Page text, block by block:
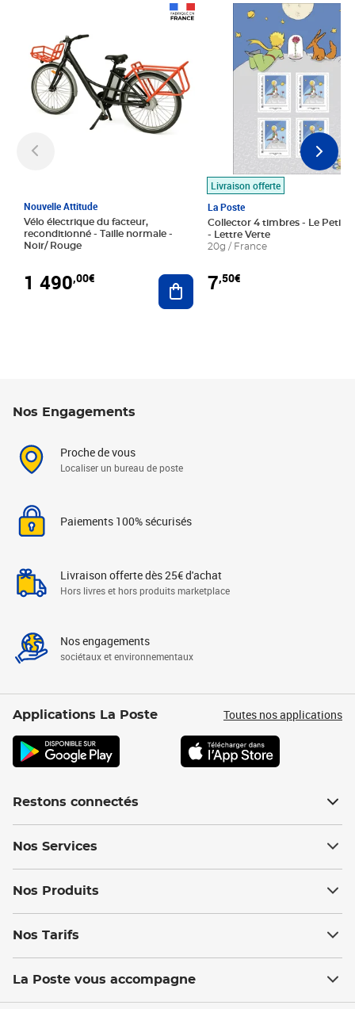
Nouvelle Attitude
Vélo électrique du facteur,
reconditionné - Taille normale -
Noir/ Rouge
1 490,00€ Ajouter au panier
Livraison offerte
La Poste
Collector 4 timbres - Le Petit
- Lettre Verte
20g / France
7,50€
Prix 7,50€
Nos Engagements
Proche de vous
Localiser un bureau de poste
Paiements 100% sécurisés
Livraison offerte dès 25€ d'achat
Hors livres et hors produits marketplace
Nos engagements
sociétaux et environnementaux
Applications La Poste Toutes nos applications
Restons connectés
Nos Services
Nos Produits
Nos Tarifs
La Poste vous accompagne